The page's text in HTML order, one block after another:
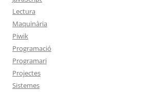
Lectura
Maquinària
Piwik
Programació
Programari
Projectes
Sistemes